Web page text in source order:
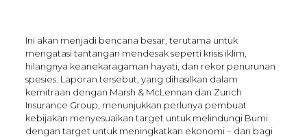
Ini akan menjadi bencana besar, terutama untuk
mengatasi tantangan mendesak seperti krisis iklim,
hilangnya keanekaragaman hayati, dan rekor penurunan
spesies. Laporan tersebut, yang dihasilkan dalam
kemitraan dengan Marsh & McLennan dan Zurich
Insurance Group, menunjukkan perlunya pembuat
kebijakan menyesuaikan target untuk melindungi Bumi
dengan target untuk meningkatkan ekonomi – dan bagi